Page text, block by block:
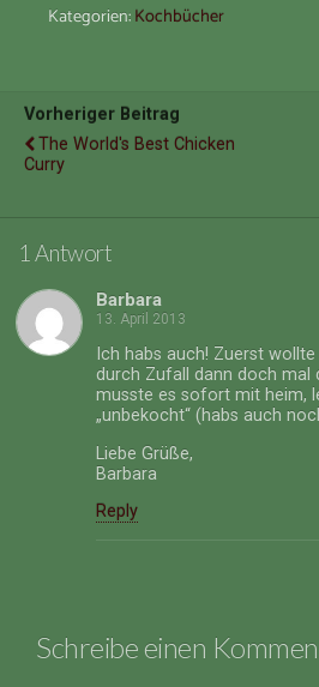
Kategorien:Kochbücher
Vorheriger Beitrag
The World's Best Chicken
Curry
1 Antwort
Barbara
13. April 2013
Ich habs auch! Zuerst
durch Zufall dann doch mal
musste es sofort mit heim,
„unbekocht“ (habs auch
Liebe Grüße,
Barbara
Reply
Schreibe einen